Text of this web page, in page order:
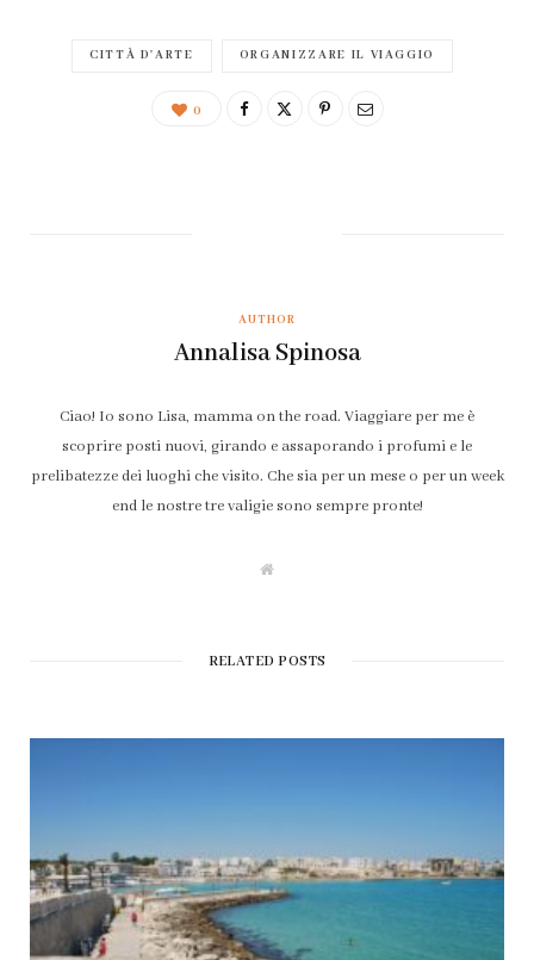
CITTÀ D'ARTE ORGANIZZARE IL VIAGGIO
0
AUTHOR
Annalisa Spinosa
Ciao! Io sono Lisa, mamma on the road. Viaggiare per me è
scoprire posti nuovi, girando e assaporando i profumi e le
prelibatezze dei luoghi che visito. Che sia per un mese o per un week
end le nostre tre valigie sono sempre pronte!
W
e
RELATED POSTS